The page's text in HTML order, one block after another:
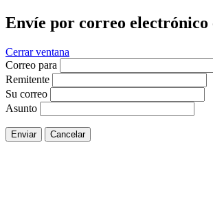
Envíe por correo electrónico
Cerrar ventana
Correo para
Remitente
Su correo
Asunto
Enviar Cancelar